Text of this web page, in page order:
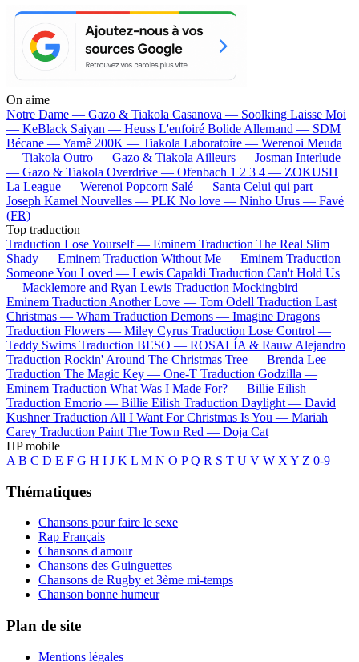
On aime
Notre Dame — Gazo & Tiakola Casanova — Soolking Laisse Moi
— KeBlack Saiyan — Heuss L'enfoiré Bolide Allemand — SDM
Bécane —Yamê 200K — Tiakola Laboratoire — Werenoi Meuda
— Tiakola Outro — Gazo & Tiakola Ailleurs — Josman Interlude
— Gazo & Tiakola Overdrive — Ofenbach 1 2 3 4 — ZOKUSH
La League — Werenoi Popcorn Salé — Santa Celui qui part —
Joseph Kamel Nouvelles — PLK No love — Ninho Urus — Favé
(FR)
Top traduction
Traduction Lose Yourself — Eminem Traduction The Real Slim
Shady — Eminem Traduction Without Me — Eminem Traduction
Someone You Loved — Lewis Capaldi Traduction Can't Hold Us
— Macklemore and Ryan Lewis Traduction Mockingbird —
Eminem Traduction Another Love — Tom Odell Traduction Last
Christmas — Wham Traduction Demons — Imagine Dragons
Traduction Flowers — Miley Cyrus Traduction Lose Control —
Teddy Swims Traduction BESO — ROSALÍA & Rauw Alejandro
Traduction Rockin' Around The Christmas Tree — Brenda Lee
Traduction The Magic Key — One-T Traduction Godzilla —
Eminem Traduction What Was I Made For? — Billie Eilish
Traduction Emorio — Billie Eilish Traduction Daylight — David
Kushner Traduction All I Want For Christmas Is You — Mariah
Carey Traduction Paint The Town Red — Doja Cat
HP mobile
A B C D E F G H I J K L M N O P Q R S T U V W X Y Z 0-9
Thématiques
Chansons pour faire le sexe
Rap Français
Chansons d'amour
Chansons des Guinguettes
Chansons de Rugby et 3ème mi-temps
Chanson bonne humeur
Plan de site
Mentions légales